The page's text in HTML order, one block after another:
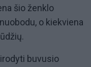
šio ženklo
o kiekviena
buvusio